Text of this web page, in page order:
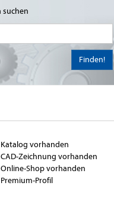
suchen
Finden!
Katalog vorhanden
CAD-Zeichnung vorhanden
Online-Shop vorhanden
Premium-Profil